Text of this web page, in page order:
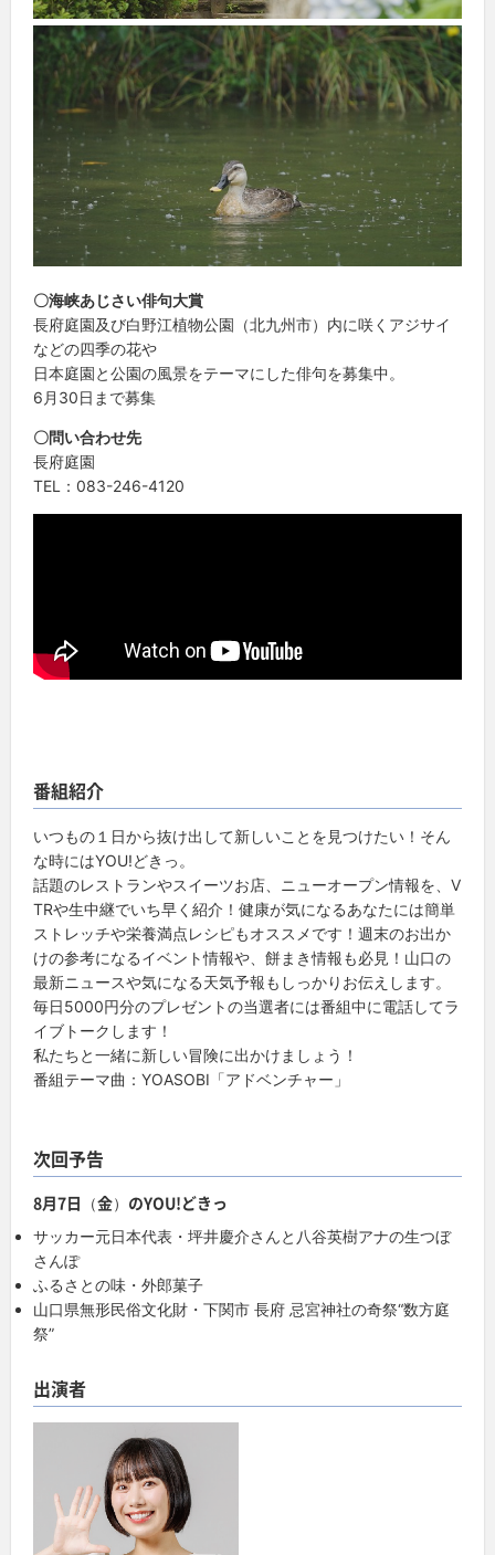
〇海峡あじさい俳句大賞
長府庭園及び白野江植物公園（北九州市）内に咲くアジサイ
などの四季の花や
日本庭園と公園の風景をテーマにした俳句を募集中。
6月30日まで募集
〇問い合わせ先
長府庭園
TEL：083-246-4120
番組紹介
いつもの１日から抜け出して新しいことを見つけたい！そん
な時にはYOU!どきっ。
話題のレストランやスイーツお店、ニューオープン情報を、V
TRや生中継でいち早く紹介！健康が気になるあなたには簡単
ストレッチや栄養満点レシピもオススメです！週末のお出か
けの参考になるイベント情報や、餅まき情報も必見！山口の
最新ニュースや気になる天気予報もしっかりお伝えします。
毎日5000円分のプレゼントの当選者には番組中に電話してラ
イブトークします！
私たちと一緒に新しい冒険に出かけましょう！
番組テーマ曲：YOASOBI「アドベンチャー」
次回予告
8月7日（金）のYOU!どきっ
サッカー元日本代表・坪井慶介さんと八谷英樹アナの生つぼ
さんぽ
ふるさとの味・外郎菓子
山口県無形民俗文化財・下関市 長府 忌宮神社の奇祭“数方庭
祭”
出演者